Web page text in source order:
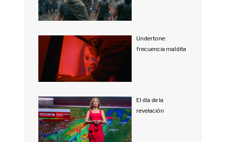
Undertone:
frecuencia maldita
El día de la
revelación